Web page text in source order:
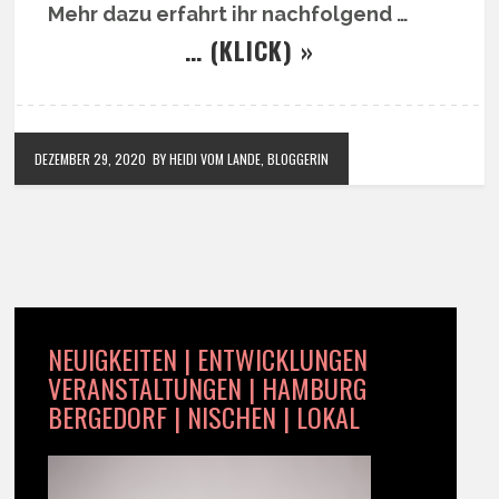
Mehr dazu erfahrt ihr nachfolgend …
… (KLICK) »
DEZEMBER 29, 2020 BY HEIDI VOM LANDE, BLOGGERIN
NEUIGKEITEN | ENTWICKLUNGEN
VERANSTALTUNGEN | HAMBURG
BERGEDORF | NISCHEN | LOKAL